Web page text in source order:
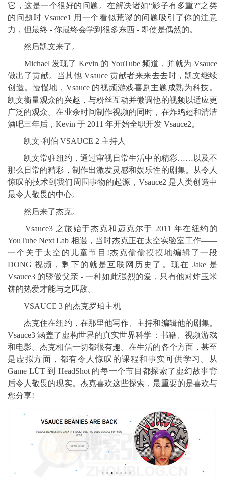
它，这是一个很好的问题。在解决诸如“影子有多重?”之类
的问题时 Vsauce1 用一个看似荒谬的问题吸引了你的注意
力，但最终 - 你最终会学到很多东西 - 即使是偶然的。
然后凯文来了。
Michael 发现了 Kevin 的 YouTube 频道，并就为 Vsauce
做出了贡献。当其他 Vsauce 贡献者来来去去时，凯文继续
创造。慢慢地，Vsauce 的视频游戏喜剧主题成熟为科技。
凯文衡量观众的兴趣，与粉丝互动并微调他的视频以适应更
广泛的观众。在业余时间制作视频的同时，在炸鸡翅和清洁
酒吧三年后，Kevin 于 2011 年开始全职开发 Vsauce2。
凯文·利伯 VSAUCE 2 主持人
凯文常驻纽约，通过审视日常生活中的精彩……以及不
那么日常的精彩，制作出激发灵感和娱乐性的剧集。从令人
惊叹的技术到我们周围事物的起源，Vsauce2 是人类创造中
最令人敬畏的中心。
然后来了杰克。
Vsauce3 之旅始于杰克和迈克尔于 2011 年在纽约的
YouTube Next Lab 相遇，当时杰克正在太空实验室工作——
一个关于太空的儿童节目!杰克偷偷摸摸地编辑了一段
DONG 视频，剩下的就是互联网 历史了。现在 Jake 是
Vsauce3 的骄傲父亲 - 一种如此强烈的爱，只有他对炸玉米
饼的热爱才能与之匹敌。
VSAUCE 3 的杰克罗珀主机
杰克住在纽约，在那里他写作、主持和编辑他的剧集。
Vsauce3 涵盖了虚构世界的真实世界科学：书籍、视频游戏
和电影。杰克相信一切都很有趣。在生活的各个方面，甚至
是虚拟方面，都有令人惊叹的课程和事实可供学习。从
Game LÜT 到 HeadShot 的每一个节目都探索了虚幻故事背
后令人敬畏的现实。杰克喜欢这些探索，最重要的是喜欢与
您分享!